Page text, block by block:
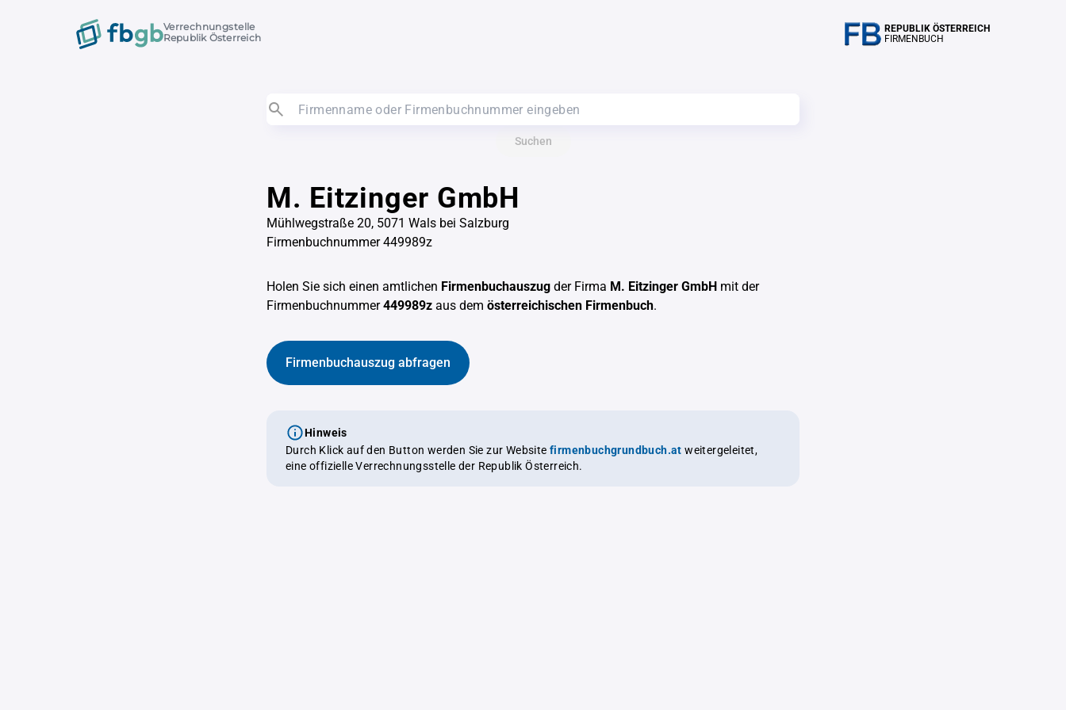
Verrechnungstelle
Republik Österreich
REPUBLIK ÖSTERREICH
FIRMENBUCH
Suchen
M. Eitzinger GmbH
Mühlwegstraße 20, 5071 Wals bei Salzburg
Firmenbuchnummer 449989z
Holen Sie sich einen amtlichen Firmenbuchauszug der Firma M. Eitzinger GmbH mit der
Firmenbuchnummer449989z aus dem österreichischen Firmenbuch.
Firmenbuchauszug abfragen
Hinweis
Durch Klick auf den Button werden Sie zur Website firmenbuchgrundbuch.at weitergeleitet,
eine offizielle Verrechnungsstelle der Republik Österreich.